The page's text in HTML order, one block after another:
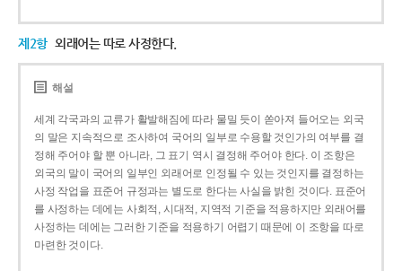
제2항 외래어는 따로 사정한다.
해설
세계 각국과의 교류가 활발해짐에 따라 물밀 듯이 쏟아져 들어오는 외국
의 말은 지속적으로 조사하여 국어의 일부로 수용할 것인가의 여부를 결
정해 주어야 할 뿐 아니라, 그 표기 역시 결정해 주어야 한다. 이 조항은
외국의 말이 국어의 일부인 외래어로 인정될 수 있는 것인지를 결정하는
사정 작업을 표준어 규정과는 별도로 한다는 사실을 밝힌 것이다. 표준어
를 사정하는 데에는 사회적, 시대적, 지역적 기준을 적용하지만 외래어를
사정하는 데에는 그러한 기준을 적용하기 어렵기 때문에 이 조항을 따로
마련한 것이다.